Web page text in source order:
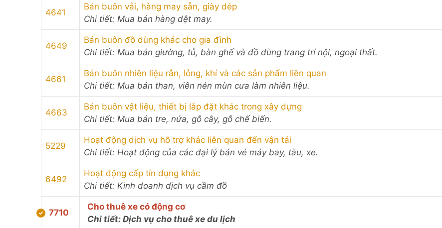
4641
Bán buôn vải, hàng may sẵn, giày dép
Chi tiết: Mua bán hàng dệt may.
4649
Bán buôn đồ dùng khác cho gia đình
Chi tiết: Mua bán giường, tủ, bàn ghế và đồ dùng trang trí nội, ngoại thất.
4661
Bán buôn nhiên liệu rắn, lỏng, khí và các sản phẩm liên quan
Chi tiết: Mua bán than, viên nén mùn cưa làm nhiên liệu.
4663
Bán buôn vật liệu, thiết bị lắp đặt khác trong xây dựng
Chi tiết: Mua bán tre, nứa, gỗ cây, gỗ chế biến.
5229
Hoạt động dịch vụ hỗ trợ khác liên quan đến vận tải
Chi tiết: Hoạt động của các đại lý bán vé máy bay, tàu, xe.
6492
Hoạt động cấp tín dụng khác
Chi tiết: Kinh doanh dịch vụ cầm đồ
7710
Cho thuê xe có động cơ
Chi tiết: Dịch vụ cho thuê xe du lịch